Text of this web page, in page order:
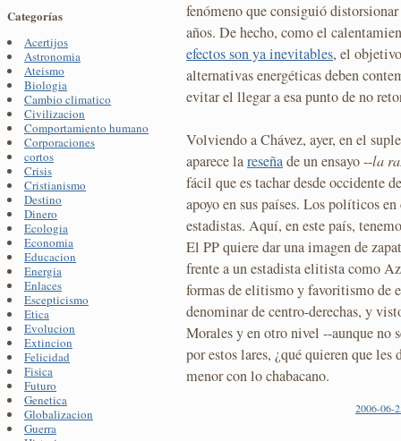
Categorías
Acertijos
Astronomia
Ateismo
Biologia
Cambio climatico
Civilizacion
Comportamiento humano
Corporaciones
cortos
Crisis
Cristianismo
Destino
Dinero
Ecologia
Economia
Educacion
Energia
Enlaces
Escepticismo
Etica
Evolucion
Extincion
Felicidad
Fisica
Futuro
Genetica
Globalizacion
Guerra
fenómeno que consiguió
años. De hecho, como el
efectos son ya inevitables, el
alternativas energéticas deben
evitar el llegar a esa punto de no
Volviendo a Chávez, ayer, en el
aparece lareseñade un ensayo --la
fácil que es tachar desde occidente
apoyo en sus países. Los políticos
estadistas. Aquí, en este país,
El PP quiere dar una imagen de
frente a un estadista elitista como
formas de elitismo y favoritismo de
denominar de centro-derechas, y
Morales y en otro nivel --aunque no
por estos lares, ¿qué quieren que
menor con lo chabacano.
2006-06-